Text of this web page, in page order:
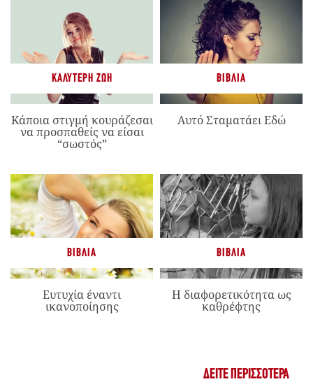
ΚΑΛΎΤΕΡΗ ΖΩΉ
Κάποια στιγμή κουράζεσαι
να προσπαθείς να είσαι
“σωστός”
ΒΙΒΛΊΑ
Αυτό Σταματάει Εδώ
ΒΙΒΛΊΑ
Ευτυχία έναντι
ικανοποίησης
ΒΙΒΛΊΑ
Η διαφορετικότητα ως
καθρέφτης
ΔΕΊΤΕ ΠΕΡΙΣΣΌΤΕΡΑ